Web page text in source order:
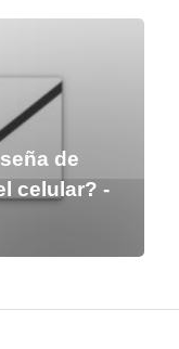
de
celular? -